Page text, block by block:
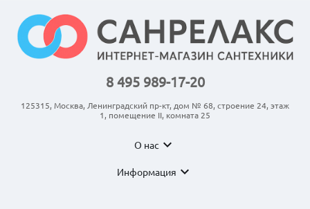
8 495 989-17-20
125315, Москва, Ленинградский пр-кт, дом № 68, строение 24, этаж
1, помещение II, комната 25
О нас expand_more
Информация expand_more